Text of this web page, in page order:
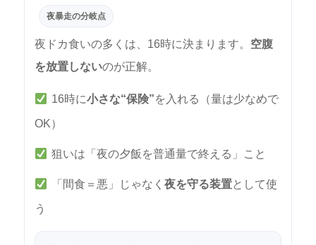
夜暴走の分岐点
夜ドカ食いの多くは、16時に決まります。 空腹
を放置しないのが正解。
16時に小さな“保険”を入れる（量は少なめで
OK）
狙いは「夜の夕飯を普通量で終える」こと
「間食＝悪」じゃなく夜を守る装置として使
う